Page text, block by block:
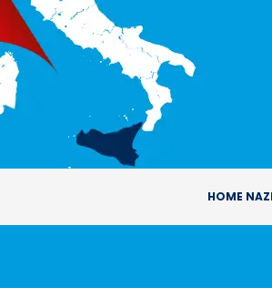
HOME